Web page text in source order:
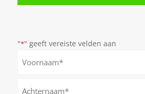
"*" geeft vereiste velden aan